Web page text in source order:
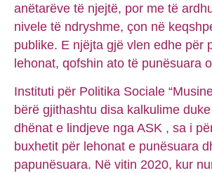
anëtarëve të njejtë, por me të
nivele të ndryshme, çon në
publike. E njëjta gjë vlen edhe për
lehonat, qofshin ato të punësuara
Instituti për Politika Sociale
bërë gjithashtu disa kalkulime
dhënat e lindjeve nga ASK , sa i
buxhetit për lehonat e punësuara
papunësuara. Në vitin 2020, kur